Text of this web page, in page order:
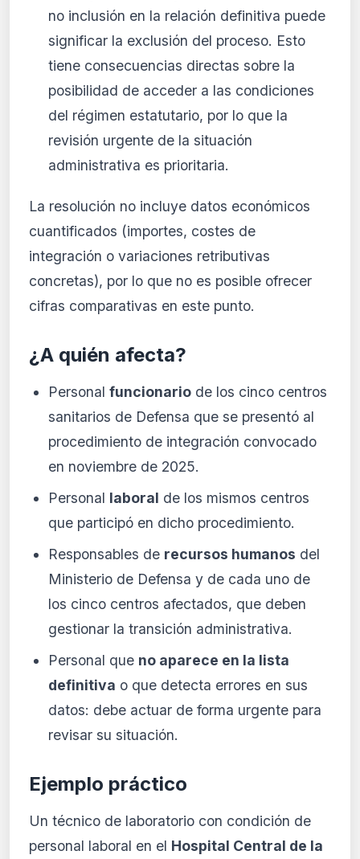
no inclusión en la relación definitiva puede
significar la exclusión del proceso. Esto
tiene consecuencias directas sobre la
posibilidad de acceder a las condiciones
del régimen estatutario, por lo que la
revisión urgente de la situación
administrativa es prioritaria.
La resolución no incluye datos económicos
cuantificados (importes, costes de
integración o variaciones retributivas
concretas), por lo que no es posible ofrecer
cifras comparativas en este punto.
¿A quién afecta?
Personal funcionario de los cinco centros
sanitarios de Defensa que se presentó al
procedimiento de integración convocado
en noviembre de 2025.
Personal laboral de los mismos centros
que participó en dicho procedimiento.
Responsables de recursos humanos del
Ministerio de Defensa y de cada uno de
los cinco centros afectados, que deben
gestionar la transición administrativa.
Personal que no aparece en la lista
definitiva o que detecta errores en sus
datos: debe actuar de forma urgente para
revisar su situación.
Ejemplo práctico
Un técnico de laboratorio con condición de
personal laboral en el Hospital Central de la